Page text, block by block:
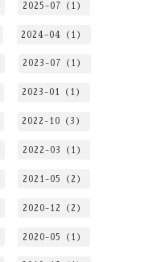
2025-07（1）
2024-04（1）
2023-07（1）
2023-01（1）
2022-10（3）
2022-03（1）
2021-05（2）
2020-12（2）
2020-05（1）